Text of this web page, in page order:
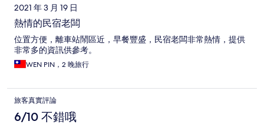
2021 年 3 月 19 日
熱情的民宿老闆
位置方便，離車站鬧區近，早餐豐盛，民宿老闆非常熱情，提供
非常多的資訊供參考。
WEN PIN，2 晚旅行
旅客真實評論
6/10 不錯哦